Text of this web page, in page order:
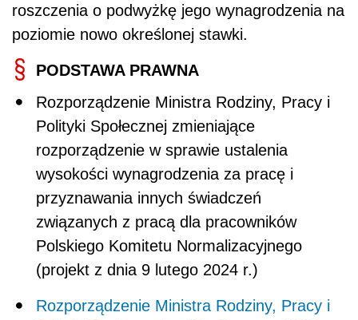
roszczenia o podwyżkę jego wynagrodzenia na
poziomie nowo określonej stawki.
PODSTAWA PRAWNA
Rozporządzenie Ministra Rodziny, Pracy i
Polityki Społecznej zmieniające
rozporządzenie w sprawie ustalenia
wysokości wynagrodzenia za pracę i
przyznawania innych świadczeń
związanych z pracą dla pracowników
Polskiego Komitetu Normalizacyjnego
(projekt z dnia 9 lutego 2024 r.)
Rozporządzenie Ministra Rodziny, Pracy i